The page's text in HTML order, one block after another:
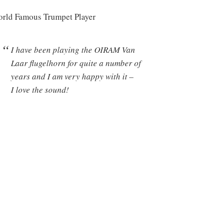
Famous Trumpet Player
I have been playing the OIRAM Van
Laar flugelhorn for quite a number of
years and I am very happy with it –
I love the sound!